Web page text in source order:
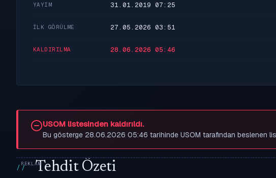
YAYIM 31.01.2019 07:25
İLK GÖRÜLME 27.05.2026 03:51
KALDIRILMA 28.06.2026 05:46
USOM listesinden kaldırıldı.
Bu gösterge 28.06.2026 05:46 tarihinde USOM tarafından beslenen
Tehdit Özeti